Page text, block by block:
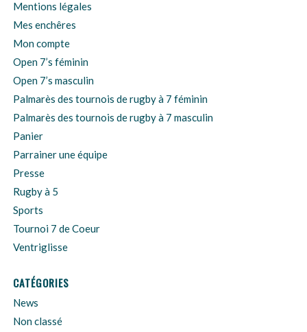
Mentions légales
Mes enchêres
Mon compte
Open 7’s féminin
Open 7’s masculin
Palmarès des tournois de rugby à 7 féminin
Palmarès des tournois de rugby à 7 masculin
Panier
Parrainer une équipe
Presse
Rugby à 5
Sports
Tournoi 7 de Coeur
Ventriglisse
CATÉGORIES
News
Non classé